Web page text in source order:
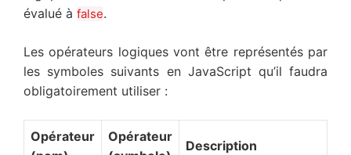
évalué à false.
Les opérateurs logiques vont être représentés par
les symboles suivants en JavaScript qu’il faudra
obligatoirement utiliser :
Opérateur
Opérateur
Description